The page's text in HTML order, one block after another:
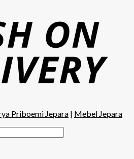
Priboemi Jepara | Mebel Jepara